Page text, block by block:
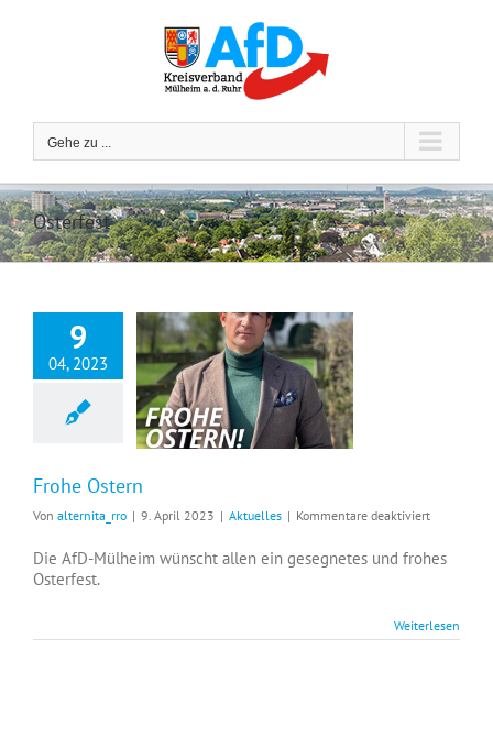
Gehe zu ...
Osterfest
9
04, 2023
Frohe Ostern
Von alternita_rro | 9. April 2023 | Aktuelles | Kommentare deaktiviertfür
Ostern
Die AfD-Mülheim wünscht allen ein gesegnetes und frohes
Osterfest.
Weiterlesen